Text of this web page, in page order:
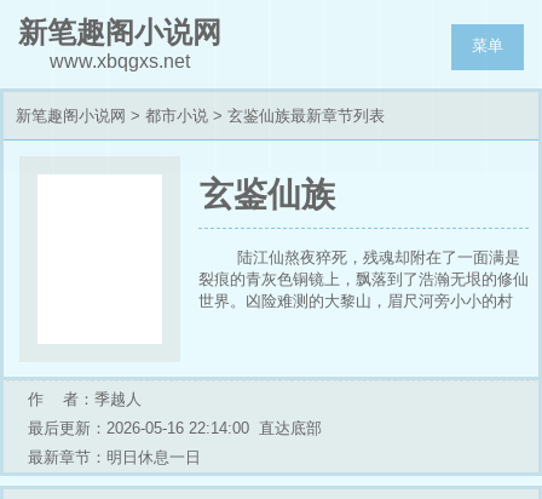
新笔趣阁小说网
www.xbqgxs.net
菜单
新笔趣阁小说网 > 都市小说 > 玄鉴仙族最新章节列表
玄鉴仙族
陆江仙熬夜猝死，残魂却附在了一面满是
裂痕的青灰色铜镜上，飘落到了浩瀚无垠的修仙
世界。凶险难测的大黎山，眉尺河旁小小的村
作 者：季越人
最后更新：2026-05-16 22:14:00 直达底部
最新章节：明日休息一日